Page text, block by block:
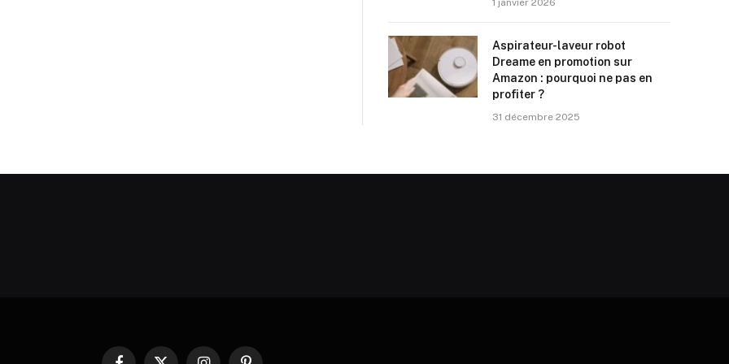
1 janvier 2026
Aspirateur-laveur robot
Dreame en promotion sur
Amazon : pourquoi ne pas en
profiter ?
31 décembre 2025